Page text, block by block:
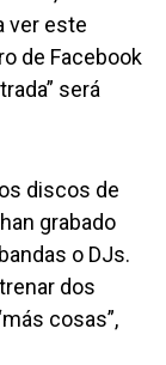
ver este
de Facebook
será
discos de
grabado
o DJs.
dos
cosas”,